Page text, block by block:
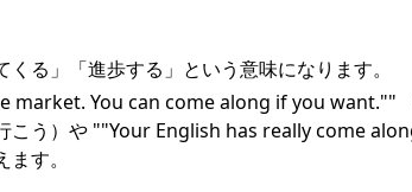
る」「進歩する」という意味になります。
market. You can come along if you want.""
こう）や ""Your English has really come
す。